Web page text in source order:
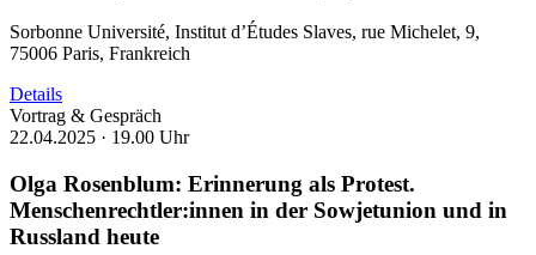
Sorbonne Université, Institut d’Études Slaves, rue Michelet, 9,
75006 Paris, Frankreich
Details
Vortrag & Gespräch
22.04.2025 · 19.00 Uhr
Olga Rosenblum: Erinnerung als Protest.
Menschenrechtler:innen in der Sowjetunion und in
Russland heute